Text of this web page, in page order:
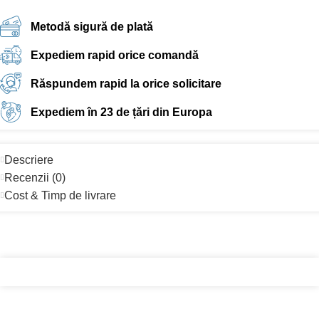
Metodă sigură de plată
Expediem rapid orice comandă
Răspundem rapid la orice solicitare
Expediem în 23 de țări din Europa
Descriere
Recenzii (0)
Cost & Timp de livrare